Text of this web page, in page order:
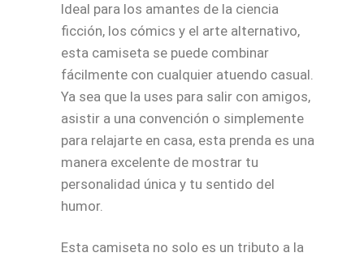
Ideal para los amantes de la ciencia
ficción, los cómics y el arte alternativo,
esta camiseta se puede combinar
fácilmente con cualquier atuendo casual.
Ya sea que la uses para salir con amigos,
asistir a una convención o simplemente
para relajarte en casa, esta prenda es una
manera excelente de mostrar tu
personalidad única y tu sentido del
humor.
Esta camiseta no solo es un tributo a la